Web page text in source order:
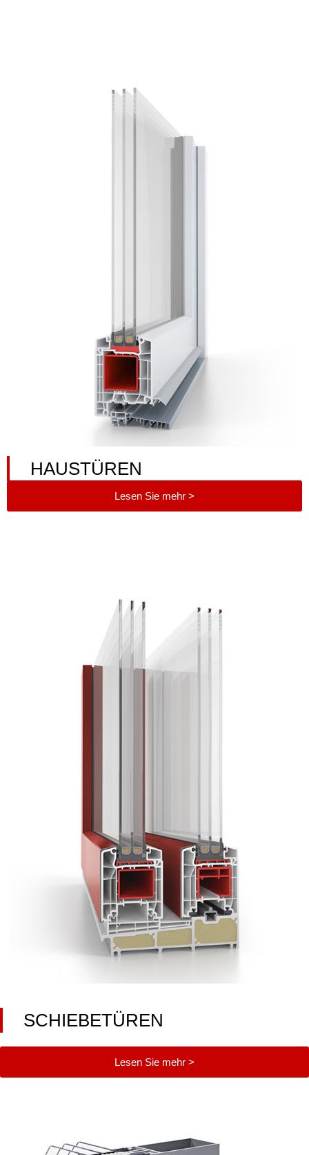
HAUSTÜREN
Lesen Sie mehr >
SCHIEBETÜREN
Lesen Sie mehr >